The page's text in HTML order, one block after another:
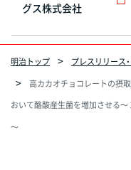
グス株式会社
明治トップ プレスリリース
高カカオチョコレートの摂
おいて酪酸産生菌を増加させる
～